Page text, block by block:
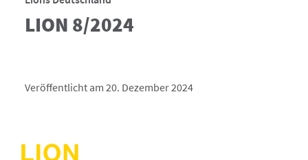
LION 8/2024
Veröffentlicht am 20. Dezember 2024